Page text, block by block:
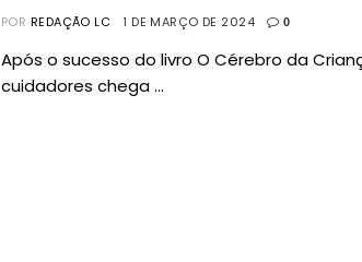
POR REDAÇÃO LC 1 DE MARÇO DE 2024 0
Após o sucesso do livro O Cérebro da
cuidadores chega ...